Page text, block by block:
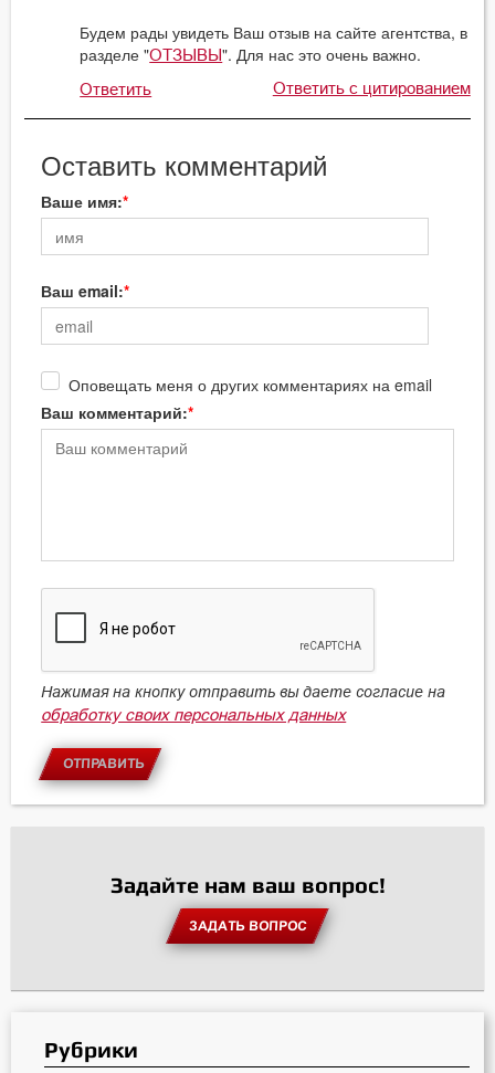
Будем рады увидеть Ваш отзыв на сайте агентства, в
разделе "ОТЗЫВЫ". Для нас это очень важно.
Ответить Ответить с цитированием
Оставить комментарий
Ваше имя:
Ваш email:
Оповещать меня о других комментариях на email
Ваш комментарий:
Нажимая на кнопку отправить вы даете согласие на
обработку своих персональных данных
ОТПРАВИТЬ
Задайте нам ваш вопрос!
ЗАДАТЬ ВОПРОС
Рубрики